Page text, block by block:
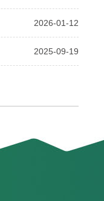
2026-01-12
2025-09-19